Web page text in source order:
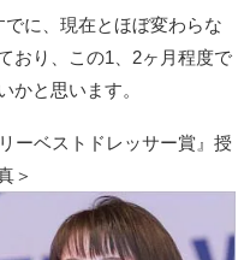
に、現在とほぼ変わらな
おり、この1、2ヶ月程度で
かと思います。
ーベストドレッサー賞』授
＞